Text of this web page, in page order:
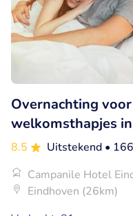
Overnachting
welkomsthapjes
8.5 Uitstekend •
Campanile Hotel
Eindhoven (26km)